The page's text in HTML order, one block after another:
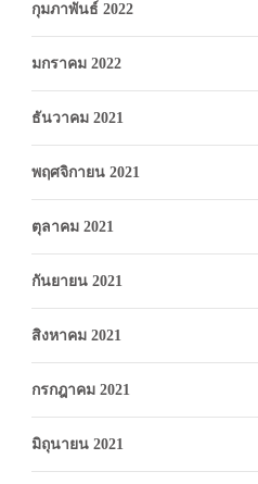
กุมภาพันธ์ 2022
มกราคม 2022
ธันวาคม 2021
พฤศจิกายน 2021
ตุลาคม 2021
กันยายน 2021
สิงหาคม 2021
กรกฎาคม 2021
มิถุนายน 2021